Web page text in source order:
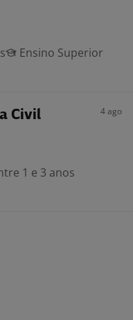
Ensino Superior
Civil 4 ago
1 e 3 anos